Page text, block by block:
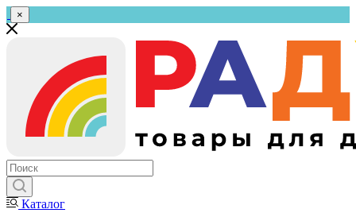
×
Каталог